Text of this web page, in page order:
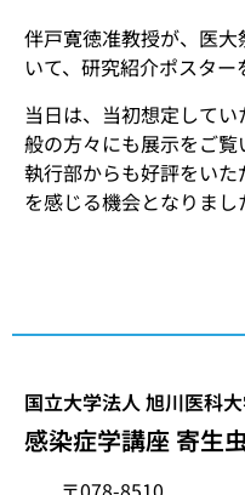
伴戸寛徳准教授が、医
いて、研究紹介ポスター
当日は、当初想定して
般の方々にも展示をご
執行部からも好評をいた
を感じる機会となりまし
国立大学法人 旭川医科
感染症学講座 寄生